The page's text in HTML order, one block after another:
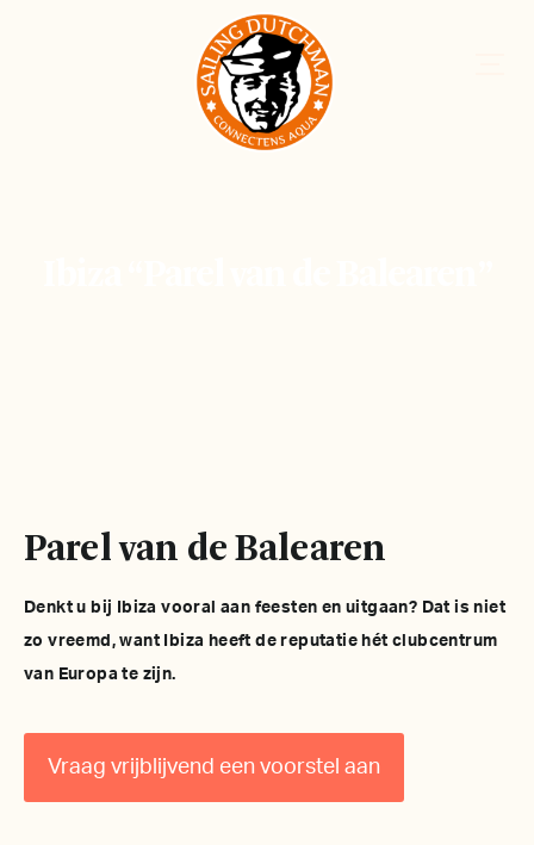
Parel van de Balearen
Denkt u bij Ibiza vooral aan feesten en uitgaan? Dat is niet
zo vreemd, want Ibiza heeft de reputatie hét clubcentrum
van Europa te zijn.
Vraag vrijblijvend een voorstel aan